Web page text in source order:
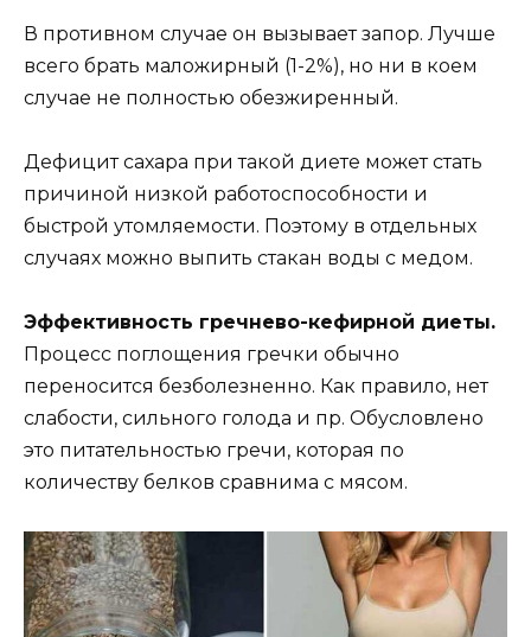
В противном случае он вызывает запор. Лучше
всего брать маложирный (1-2%), но ни в коем
случае не полностью обезжиренный.
Дефицит сахара при такой диете может стать
причиной низкой работоспособности и
быстрой утомляемости. Поэтому в отдельных
случаях можно выпить стакан воды с медом.
Эффективность гречнево-кефирной диеты.
Процесс поглощения гречки обычно
переносится безболезненно. Как правило, нет
слабости, сильного голода и пр. Обусловлено
это питательностью гречи, которая по
количеству белков сравнима с мясом.